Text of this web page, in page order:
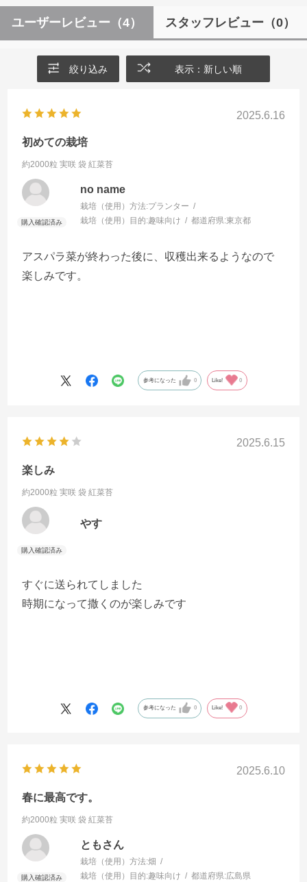
ユーザーレビュー （4） スタッフレビュー （0）
絞り込み 表示：新しい順
2025.6.16
初めての栽培
約2000粒 実咲 袋 紅菜苔
no name
栽培（使用）方法:プランター
栽培（使用）目的:趣味向け 都道府県:東京都
アスパラ菜が終わった後に、収穫出来るようなので
楽しみです。
参考になった 0 Like! 0
2025.6.15
楽しみ
約2000粒 実咲 袋 紅菜苔
やす
すぐに送られてしました
時期になって撒くのが楽しみです
参考になった 0 Like! 0
2025.6.10
春に最高です。
約2000粒 実咲 袋 紅菜苔
ともさん
栽培（使用）方法:畑
栽培（使用）目的:趣味向け 都道府県:広島県